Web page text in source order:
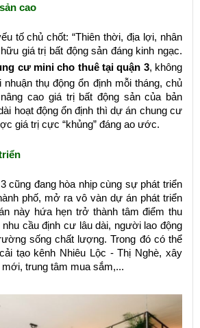
cao
tố chủ chốt: “Thiên thời, địa lợi, nhân
giá trị bất động sản đáng kinh ngạc.
cư mini cho thuê tại quận 3, không
thụ động ổn định mỗi tháng, chủ
cao giá trị bất động sản của bản
hoạt động ổn định thì dự án chung cư
giá trị cực “khủng” đáng ao ước.
cũng đang hòa nhịp cùng sự phát triển
phố, mở ra vô vàn dự án phát triển
này hứa hẹn trở thành tâm điểm thu
nhu cầu định cư lâu dài, người lao động
sống chất lượng. Trong đó có thể
tạo kênh Nhiêu Lộc - Thị Nghè, xây
trung tâm mua sắm,...